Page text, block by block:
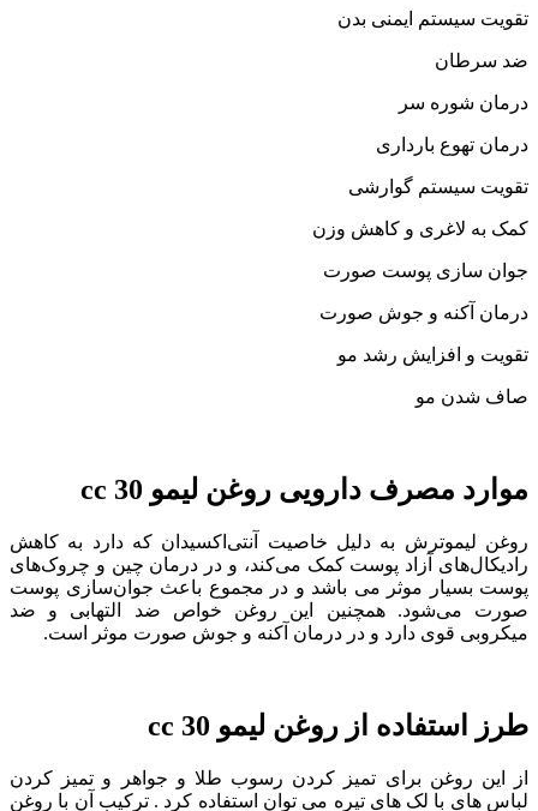
تقویت سیستم ایمنی بدن
ضد سرطان
درمان شوره سر
درمان تهوع بارداری
تقویت سیستم گوارشی
کمک به لاغری و کاهش وزن
جوان سازی پوست صورت
درمان آکنه و جوش صورت
تقویت و افزایش رشد مو
صاف شدن مو
موارد مصرف دارویی روغن لیمو 30 cc
روغن لیموترش به دلیل خاصیت آنتی‌اکسیدان که دارد به کاهش
رادیکال‌های آزاد پوست کمک می‌کند، و در درمان چین و چروک‌های
پوست بسیار موثر می باشد و در مجموع باعث جوان‌سازی پوست
صورت می‌شود. همچنین این روغن خواص ضد التهابی و ضد
میکروبی قوی دارد و در درمان آکنه و جوش صورت موثر است.
طرز استفاده از روغن لیمو 30 cc
از این روغن برای تمیز کردن رسوب طلا و جواهر و تمیز کردن
لباس های با لک های تیره می توان استفاده کرد . ترکیب آن با روغن